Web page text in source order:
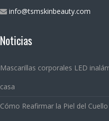
info@tsmskinbeauty.com
Noticias
Mascarillas corporales LED
casa
Cómo Reafirmar la Piel del